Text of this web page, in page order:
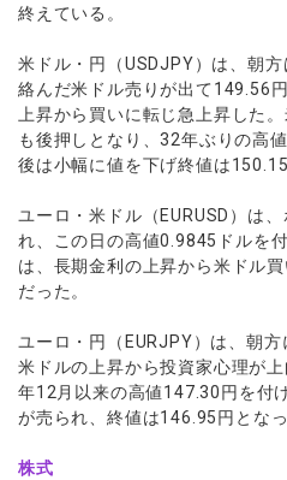
終えている。
米ドル・円（USDJPY）は、朝
絡んだ米ドル売りが出て149.56
上昇から買いに転じ急上昇した
も後押しとなり、32年ぶりの高
後は小幅に値を下げ終値は150.15
ユーロ・米ドル（EURUSD）は
れ、この日の高値0.9845ドルを
は、長期金利の上昇から米ドル
だった。
ユーロ・円（EURJPY）は、朝
米ドルの上昇から投資家心理が
年12月以来の高値147.30円を付
が売られ、終値は146.95円となっ
株式